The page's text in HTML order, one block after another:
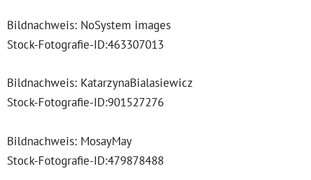
Bildnachweis: NoSystem images
Stock-Fotografie-ID:463307013
Bildnachweis: KatarzynaBialasiewicz
Stock-Fotografie-ID:901527276
Bildnachweis: MosayMay
Stock-Fotografie-ID:479878488